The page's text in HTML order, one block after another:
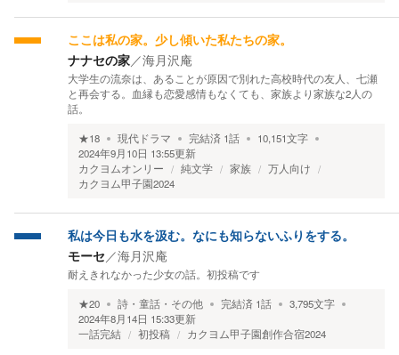
ここは私の家。少し傾いた私たちの家。
ナナセの家／海月沢庵
大学生の流奈は、あることが原因で別れた高校時代の友人、七瀬
と再会する。血縁も恋愛感情もなくても、家族より家族な2人の
話。
★18 現代ドラマ 完結済 1話 10,151文字
2024年9月10日 13:55更新
カクヨムオンリー
純文学 家族
万人向け
カクヨム甲子園2024
私は今日も水を汲む。なにも知らないふりをする。
モーセ／海月沢庵
耐えきれなかった少女の話。初投稿です
★20 詩・童話・その他 完結済 1話 3,795文字
2024年8月14日 15:33更新
一話完結
初投稿 カクヨム甲子園創作合宿2024